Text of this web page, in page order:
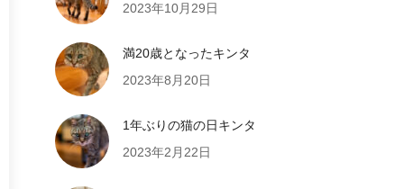
2023年10月29日
満20歳となったキンタ
2023年8月20日
1年ぶりの猫の日キンタ
2023年2月22日